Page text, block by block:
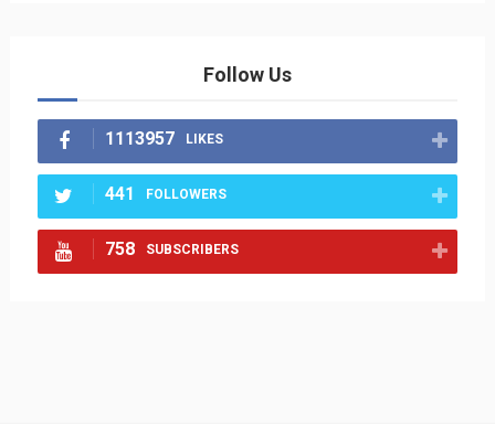
Follow Us
1113957 LIKES
441 FOLLOWERS
758 SUBSCRIBERS